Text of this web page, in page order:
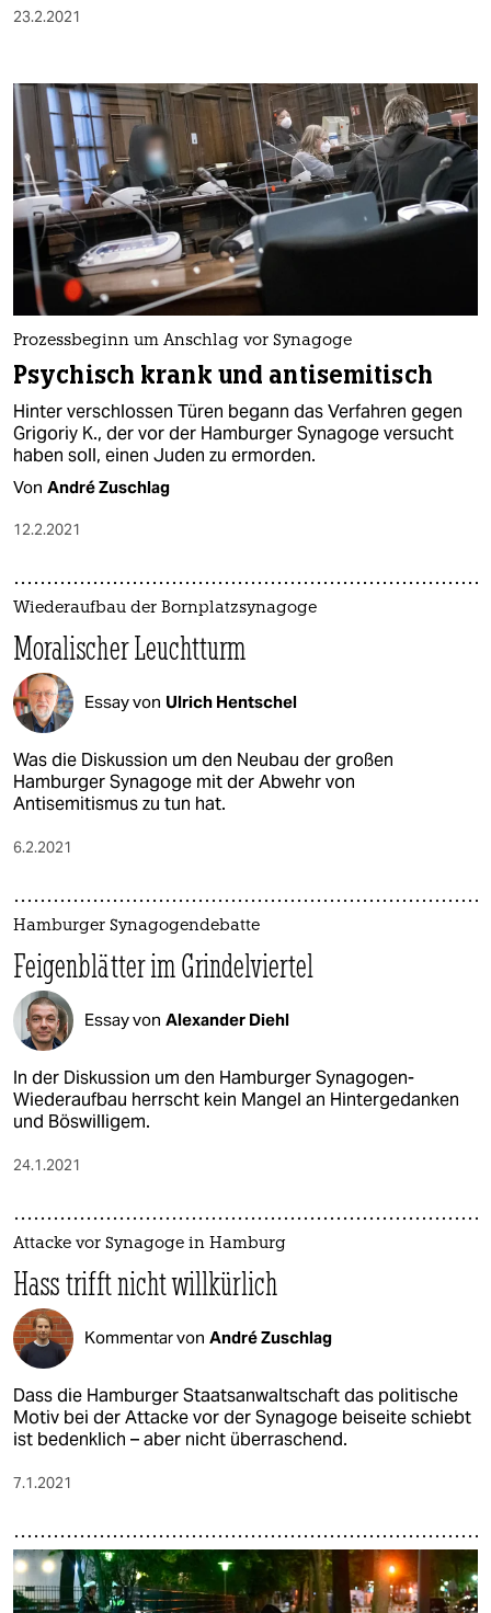
23.2.2021
Prozessbeginn um Anschlag vor Synagoge
Psychisch krank und antisemitisch
Hinter verschlossen Türen begann das Verfahren gegen
Grigoriy K., der vor der Hamburger Synagoge versucht
haben soll, einen Juden zu ermorden.
Von André Zuschlag
12.2.2021
Wiederaufbau der Bornplatzsynagoge
Moralischer Leuchtturm
Essay von Ulrich Hentschel
Was die Diskussion um den Neubau der großen
Hamburger Synagoge mit der Abwehr von
Antisemitismus zu tun hat.
6.2.2021
Hamburger Synagogendebatte
Feigenblätter im Grindelviertel
Essay von Alexander Diehl
In der Diskussion um den Hamburger Synagogen-
Wiederaufbau herrscht kein Mangel an Hintergedanken
und Böswilligem.
24.1.2021
Attacke vor Synagoge in Hamburg
Hass trifft nicht willkürlich
Kommentar von André Zuschlag
Dass die Hamburger Staatsanwaltschaft das politische
Motiv bei der Attacke vor der Synagoge beiseite schiebt
ist bedenklich – aber nicht überraschend.
7.1.2021